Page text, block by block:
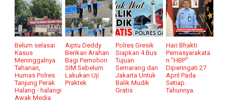
Belum selasai
Kasus
Meninggalnya
Tahanan,
Humas Polres
Tanjung Perak
Halang - halangi
Awak Media
Aiptu Deddy
Berikan Arahan
Bagi Pemohon
SIM Sebelum
Lakukan Uji
Praktek
Polres Gresik
Siapkan 4 Bus
Tujuan
Semarang dan
Jakarta Untuk
Balik Mudik
Gratis
Hari Bhakti
Pemasyarakata
n "HBP"
Diperingati 27
April Pada
Setiap
Tahunnya.